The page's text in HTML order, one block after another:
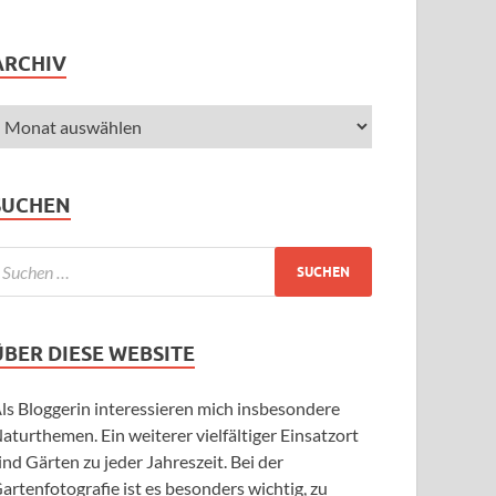
DIESE WEBSITE
Bloggerin interessieren mich insbesondere
Ein weiterer vielfältiger Einsatzort
Gärten zu jeder Jahreszeit. Bei der
ist es besonders wichtig, zu